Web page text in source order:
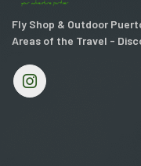
Fly Shop & Outdoor
Areas of the Travel -